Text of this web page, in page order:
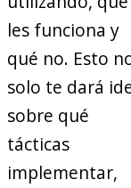
les funciona y
qué no. Esto
solo te dará
sobre qué
tácticas
implementar,